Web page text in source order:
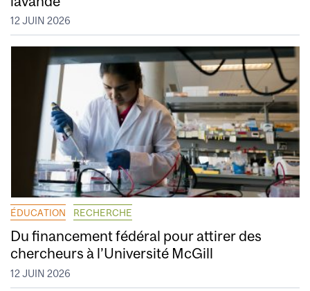
12 JUIN 2026
ÉDUCATION RECHERCHE
Du financement fédéral pour attirer des
chercheurs à l’Université McGill
12 JUIN 2026